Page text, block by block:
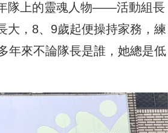
隊上的靈魂人物——活動組長
大，8、9歲起便操持家務，練
年來不論隊長是誰，她總是低